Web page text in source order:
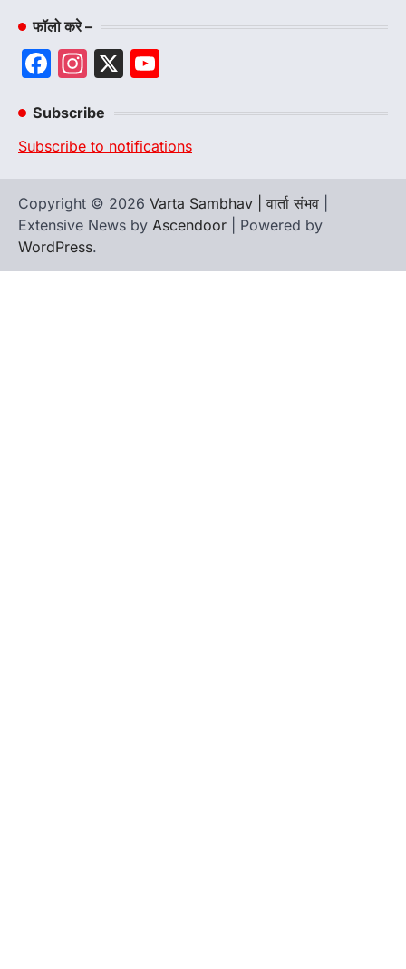
फॉलो करे –
Facebook
Instagram
X
Subscribe
Subscribe to notifications
Copyright © 2026 Varta Sambhav | वार्ता संभव
Extensive News by Ascendoor | Powered by
WordPress.